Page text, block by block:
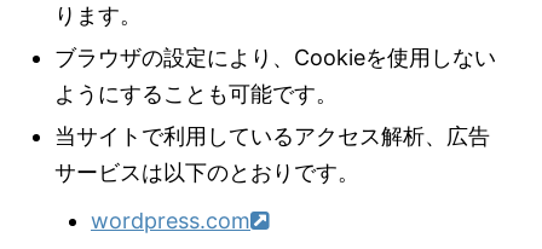
ります。
ブラウザの設定により、Cookieを使用しない
ようにすることも可能です。
当サイトで利用しているアクセス解析、広告
サービスは以下のとおりです。
wordpress.com